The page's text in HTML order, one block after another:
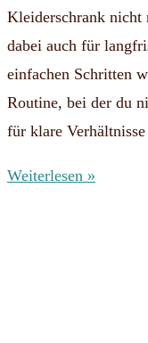
Kleiderschrank nicht
dabei auch für
einfachen Schritten
Routine, bei der du
für klare Verhältnisse
Weiterlesen »